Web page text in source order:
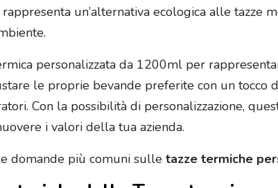
un’alternativa ecologica alle tazze
personalizzata da 1200ml per
le proprie bevande preferite con un tocco
Con la possibilità di personalizzazione,
i valori della tua azienda.
domande più comuni sulle tazze termiche